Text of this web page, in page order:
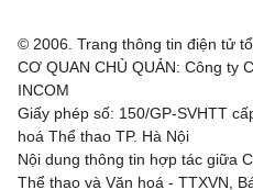
© 2006. Trang thông tin điện tử
CƠ QUAN CHỦ QUẢN: Công ty
INCOM
Giấy phép số: 150/GP-SVHTT
hoá Thể thao TP. Hà Nội
Nội dung thông tin hợp tác giữa
Thể thao và Văn hoá - TTXVN,